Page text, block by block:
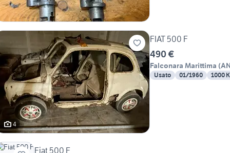
4
FIAT 500 F
490 €
Falconara Marittima (AN
Usato 01/1960 1000
Fiat 500 F